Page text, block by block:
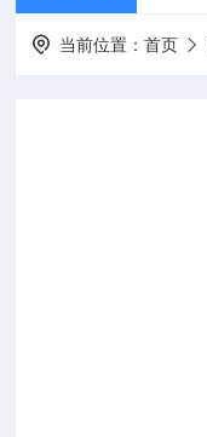
当前位置：首页